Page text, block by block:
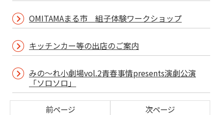
OMITAMAまる市 組子体験ワークショップ
キッチンカー等の出店のご案内
みの～れ小劇場vol.2青春事情presents演劇公演
「ソロソロ」
前ページ 次ページ